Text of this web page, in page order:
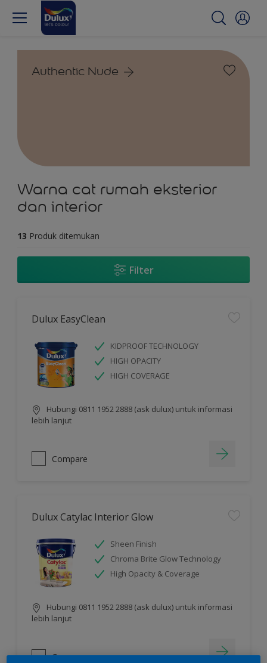
Authentic Nude
Warna cat rumah eksterior
dan interior
13 Produk ditemukan
Filter
Dulux EasyClean
KIDPROOF TECHNOLOGY
HIGH OPACITY
HIGH COVERAGE
Hubungi 0811 1952 2888 (ask dulux) untuk informasi
lebih lanjut
Compare
Dulux Catylac Interior Glow
Sheen Finish
Chroma Brite Glow Technology
High Opacity & Coverage
Hubungi 0811 1952 2888 (ask dulux) untuk informasi
lebih lanjut
Compare